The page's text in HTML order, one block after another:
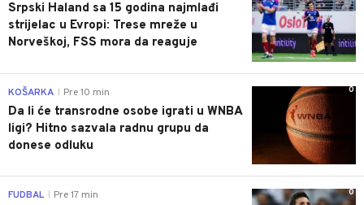
Srpski Haland sa 15 godina najmlađi
strijelac u Evropi: Trese mreže u
Norveškoj, FSS mora da reaguje
0
KOŠARKA Pre 10 min
Da li će transrodne osobe igrati u WNBA
ligi? Hitno sazvala radnu grupu da
donese odluku
0
FUDBAL Pre 17 min